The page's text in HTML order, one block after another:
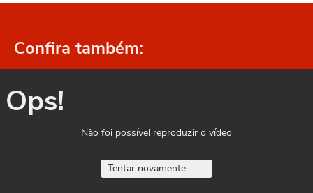
Confira também:
Ops!
Não foi possível reproduzir o vídeo
Tentar novamente